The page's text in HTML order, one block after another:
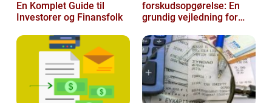
En Komplet Guide til
Investorer og Finansfolk
forskudsopgørelse: En
grundig vejledning for